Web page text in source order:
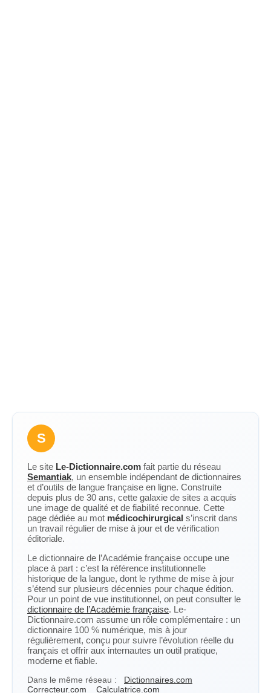
S
Le site Le-Dictionnaire.com fait partie du réseau
Semantiak, un ensemble indépendant de dictionnaires
et d’outils de langue française en ligne. Construite
depuis plus de 30 ans, cette galaxie de sites a acquis
une image de qualité et de fiabilité reconnue. Cette
page dédiée au mot médicochirurgical s’inscrit dans
un travail régulier de mise à jour et de vérification
éditoriale.
Le dictionnaire de l’Académie française occupe une
place à part : c’est la référence institutionnelle
historique de la langue, dont le rythme de mise à jour
s’étend sur plusieurs décennies pour chaque édition.
Pour un point de vue institutionnel, on peut consulter le
dictionnaire de l’Académie française. Le-
Dictionnaire.com assume un rôle complémentaire : un
dictionnaire 100 % numérique, mis à jour
régulièrement, conçu pour suivre l’évolution réelle du
français et offrir aux internautes un outil pratique,
moderne et fiable.
Dans le même réseau :
Dictionnaires.com
Correcteur.com
Calculatrice.com